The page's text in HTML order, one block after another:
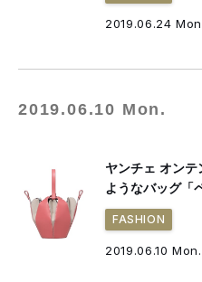
2019.06.24
2019.06.10 Mon.
ヤンチェ オン
ようなバッグ「
FASHION
2019.06.10